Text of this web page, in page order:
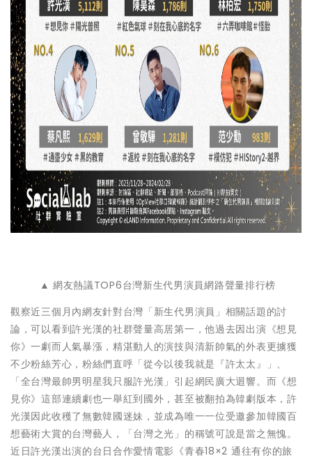
▲ 網友熱議TOP6台灣新生代男演員網路聲量排行榜
觀察近三個月內網友針對台灣「新生代男演員」相關話題的討
論，可以看到許光漢的社群聲量高居第一，他過去因出演《想見
你》一劇而人氣暴漲，精湛動人的演技與清新帥氣的外表更擄獲
不少粉絲芳心，粉絲們直呼「從今以後我就是『許太太』」、
「全台灣最帥男明星我只服許光漢」引起網民廣大迴響。而《想
見你》這部連續劇也一舉紅到國外，甚至被翻拍為韓劇版本，許
光漢因此收穫了無數韓國迷妹，並成為唯一一位受邀參加韓國百
想藝術大賞的台灣藝人，「台灣之光」的稱號可說是當之無愧。
近日許光漢出演的台日合作愛情電影《青春18×2 通往有你的旅